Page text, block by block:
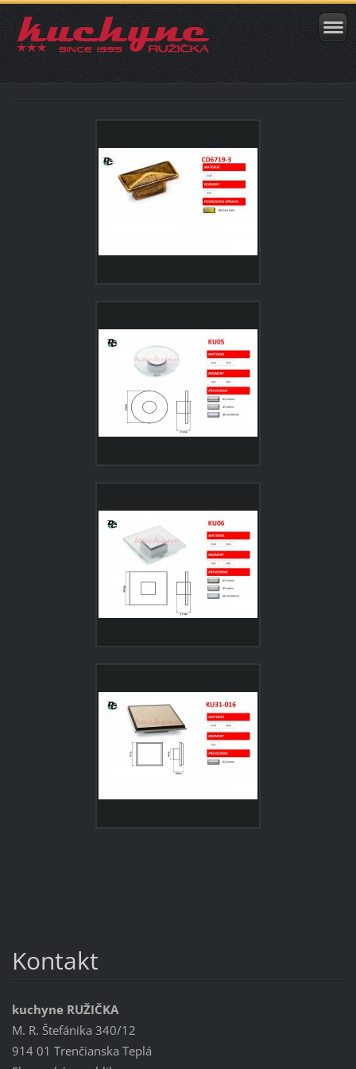
Kontakt
kuchyne RUŽIČKA
M. R. Štefánika 340/12
914 01 Trenčianska Teplá